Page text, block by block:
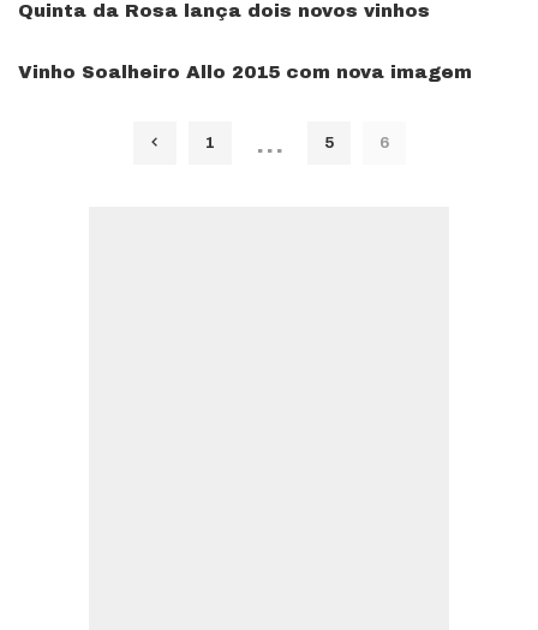
Quinta da Rosa lança dois novos vinhos
Vinho Soalheiro Allo 2015 com nova imagem
1 … 5 6